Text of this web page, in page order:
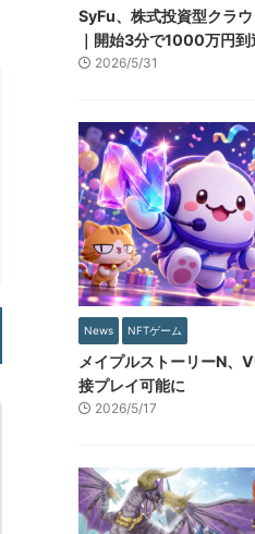
SyFu、株式投資型クラ
｜開始3分で1000万円到
2026/5/31
News NFTゲーム
メイプルストーリーN、
接プレイ可能に
2026/5/17